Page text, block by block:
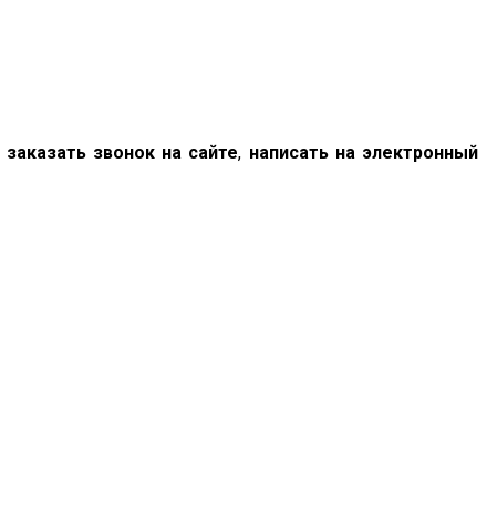
заказать звонок на сайте, написать на электронный